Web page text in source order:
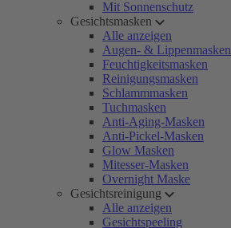
Mit Sonnenschutz
Gesichtsmasken
Alle anzeigen
Augen- & Lippenmasken
Feuchtigkeitsmasken
Reinigungsmasken
Schlammmasken
Tuchmasken
Anti-Aging-Masken
Anti-Pickel-Masken
Glow Masken
Mitesser-Masken
Overnight Maske
Gesichtsreinigung
Alle anzeigen
Gesichtspeeling